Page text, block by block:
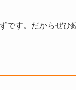
です。だからぜひ